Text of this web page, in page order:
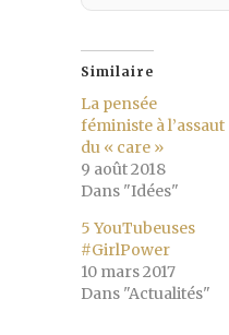
Similaire
La pensée
féministe à l’assaut
du « care »
9 août 2018
Dans "Idées"
5 YouTubeuses
#GirlPower
10 mars 2017
Dans "Actualités"